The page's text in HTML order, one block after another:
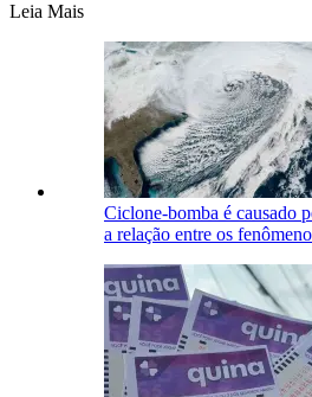
Leia Mais
Ciclone-bomba é causado
a relação entre os